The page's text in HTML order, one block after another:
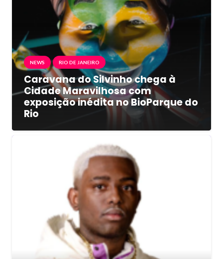
NEWS RIO DE JANEIRO
Caravana do Silvinho chega à
Cidade Maravilhosa com
exposição inédita no BioParque do
Rio